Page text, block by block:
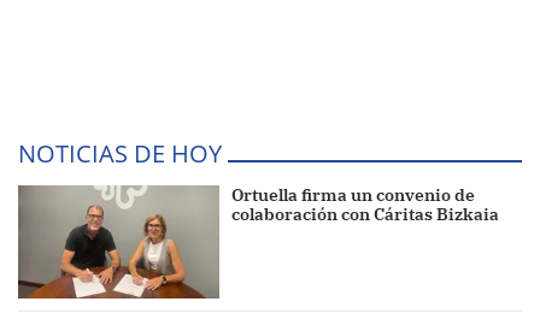
NOTICIAS DE HOY
Ortuella firma un convenio de
colaboración con Cáritas Bizkaia